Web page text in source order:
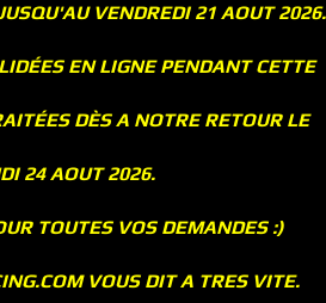
VENDREDI 21 AOUT 2026.
EN LIGNE PENDANT CETTE
DÈS A NOTRE RETOUR LE
24 AOUT 2026.
TOUTES VOS DEMANDES :)
VOUS DIT A TRES VITE.